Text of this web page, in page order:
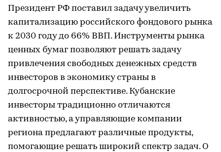
Президент РФ поставил задачу увеличить
капитализацию российского фондового рынка
к 2030 году до 66% ВВП. Инструменты рынка
ценных бумаг позволяют решать задачу
привлечения свободных денежных средств
инвесторов в экономику страны в
долгосрочной перспективе. Кубанские
инвесторы традиционно отличаются
активностью, а управляющие компании
региона предлагают различные продукты,
помогающие решать широкий спектр задач. О